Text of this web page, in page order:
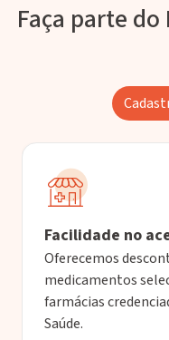
Faça parte
Facilidade no
Oferecemos
medicamentos
farmácias
Saúde.